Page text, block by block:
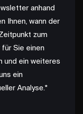
anhand
Ihnen, wann der
zum
Sie einen
und ein weiteres
ein
Analyse.*